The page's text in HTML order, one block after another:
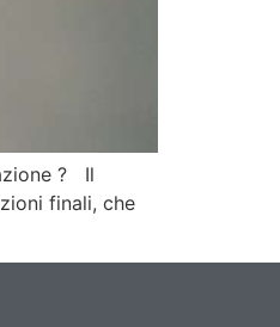
? Il
finali, che